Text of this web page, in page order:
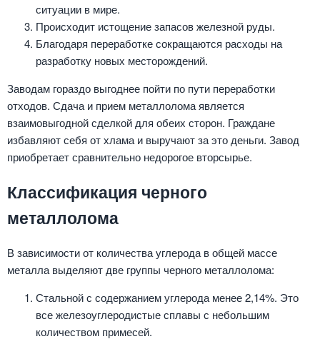
ситуации в мире.
Происходит истощение запасов железной руды.
Благодаря переработке сокращаются расходы на
разработку новых месторождений.
Заводам гораздо выгоднее пойти по пути переработки
отходов. Сдача и прием металлолома является
взаимовыгодной сделкой для обеих сторон. Граждане
избавляют себя от хлама и выручают за это деньги. Завод
приобретает сравнительно недорогое вторсырье.
Классификация черного
металлолома
В зависимости от количества углерода в общей массе
металла выделяют две группы черного металлолома:
Стальной с содержанием углерода менее 2,14%. Это
все железоуглеродистые сплавы с небольшим
количеством примесей.